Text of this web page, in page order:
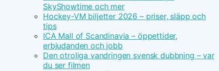
SkyShowtime och mer
Hockey-VM biljetter 2026 – priser, släpp och
tips
ICA Mall of Scandinavia – öppettider,
erbjudanden och jobb
Den otroliga vandringen svensk dubbning – var
du ser filmen